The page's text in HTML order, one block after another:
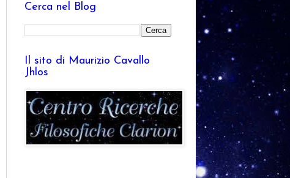
Cerca nel Blog
Il sito di Maurizio Cavallo
Jhlos